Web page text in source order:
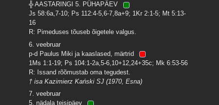
╬ AASTARINGI 5. PÜHAPÄEV
Js 58:6a,7-10; Ps 112:4-5,6-7,8a+9; 1Kr 2:1-5; Mt 5:13-
16
R: Pimeduses tõuseb õigetele valgus.
6. veebruar
p-d Paulus Miki ja kaaslased, märtrid
1Ms 1:1-19; Ps 104:1-2a,5-6,10+12,24+35c; Mk 6:53-56
R: Issand rõõmustab oma tegudest.
† isa Kazimierz Kański SJ (1970, Esna)
7. veebruar
5. nädala teisipäev